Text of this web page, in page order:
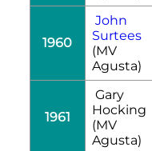
1960
John
Surtees
(MV
Agusta)
1961
Gary
Hocking
(MV
Agusta)